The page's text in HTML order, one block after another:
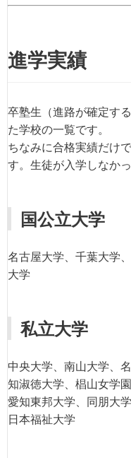
進学実績
卒塾生（進路が確定す
た学校の一覧です。
ちなみに合格実績だけ
す。生徒が入学しなか
国公立大学
名古屋大学、千葉大学
大学
私立大学
中央大学、南山大学、
知淑徳大学、椙山女学
愛知東邦大学、同朋大
日本福祉大学